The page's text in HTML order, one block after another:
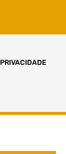
PRIVACIDADE